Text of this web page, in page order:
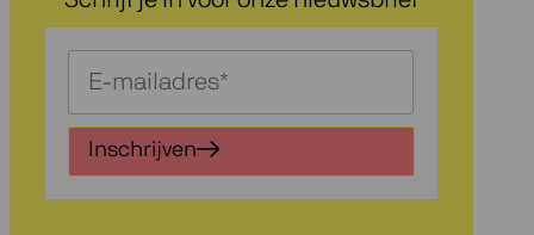
Schrijf
in
voor
Inschrijven